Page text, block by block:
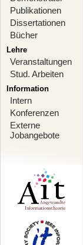
Publikationen
Dissertationen
Bücher
Lehre
Veranstaltungen
Stud. Arbeiten
Information
Intern
Konferenzen
Externe
Jobangebote